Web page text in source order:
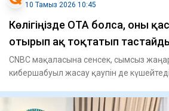
10 Тамыз 2026 10:45
Көлігіңізде ОТА болса, оны
отырып ақ тоқтатып
CNBC мақаласына сенсек, сымсыз
кибершабуыл жасау қаупін де